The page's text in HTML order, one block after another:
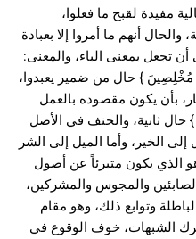
مفيدة لقبح ما فعلوا،
والحال أنهم ما أمروا إلا بعبادة
أن تجعل بمعنى الباء، والمعنى:
{ مُخْلِصِينَ } حال من ضمير يعبدوا،
بأن يكون مقصوده بالعمل
حال ثانية، والحنف في الأصل
الخير، وأما الميل إلى الشر
الذي يكون متبرئاً عن أصول
والمجوس والمشركين،
وتوابع ذلك، وهو مقام
ترك الشبهات، خوف الوقوع في